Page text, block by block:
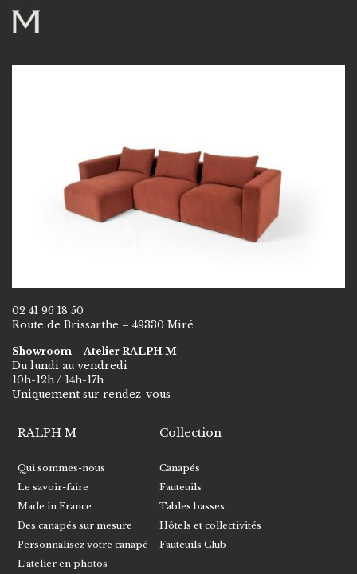
02 41 96 18 50
Route de Brissarthe – 49330 Miré
Showroom – Atelier RALPH M
Du lundi au vendredi
10h-12h / 14h-17h
Uniquement sur rendez-vous
RALPH M
Qui sommes-nous
Le savoir-faire
Made in France
Des canapés sur mesure
Personnalisez votre canapé
L’atelier en photos
Collection
Canapés
Fauteuils
Tables basses
Hôtels et collectivités
Fauteuils Club